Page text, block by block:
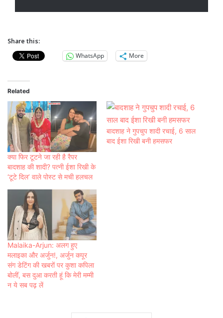
Share this:
WhatsApp
More
Related
क्या फिर टूटने जा रही है रैपर
बादशाह की शादी? पत्नी ईशा रिखी के
‘टूटे दिल’ वाले पोस्ट से मची हलचल
बादशाह ने गुपचुप शादी रचाई, 6 साल
बाद ईशा रिखी बनी हमसफर
Malaika-Arjun: अलग हुए
मलाइका और अर्जुन!, अर्जुन कपूर
संग डेटिंग की खबरों पर कुशा कपिला
बोलीं, बस दुआ करती हूं कि मेरी मम्मी
न ये सब पढ़ लें